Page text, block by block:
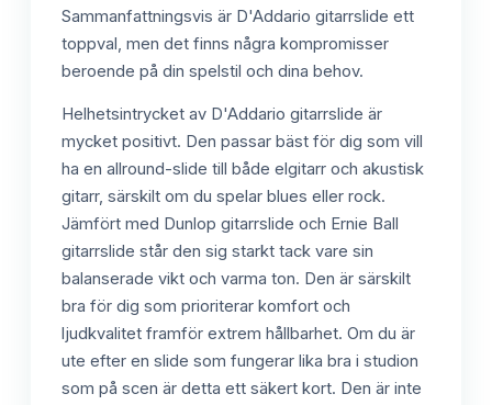
Sammanfattningsvis är D'Addario gitarrslide ett
toppval, men det finns några kompromisser
beroende på din spelstil och dina behov.
Helhetsintrycket av D'Addario gitarrslide är
mycket positivt. Den passar bäst för dig som vill
ha en allround-slide till både elgitarr och akustisk
gitarr, särskilt om du spelar blues eller rock.
Jämfört med Dunlop gitarrslide och Ernie Ball
gitarrslide står den sig starkt tack vare sin
balanserade vikt och varma ton. Den är särskilt
bra för dig som prioriterar komfort och
ljudkvalitet framför extrem hållbarhet. Om du är
ute efter en slide som fungerar lika bra i studion
som på scen är detta ett säkert kort. Den är inte